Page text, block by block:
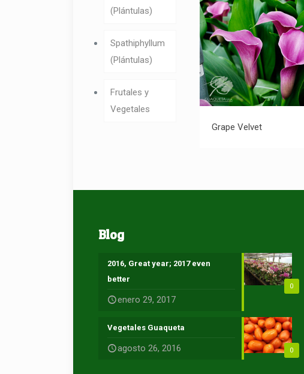
(Plántulas)
Spathiphyllum
(Plántulas)
Frutales y
Vegetales
Grape Velvet
Grape Velvet
Blog
0
2016, Great year; 2017 even
better
enero 29, 2017
0
Vegetales Guaqueta
agosto 26, 2016